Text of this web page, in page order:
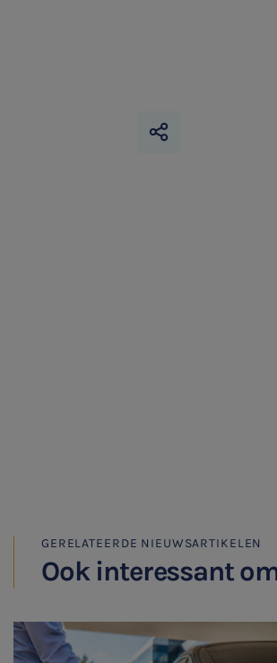
Ondernemer en privé
GERELATEERDE NIEUWSARTIKELEN
Ook interessant